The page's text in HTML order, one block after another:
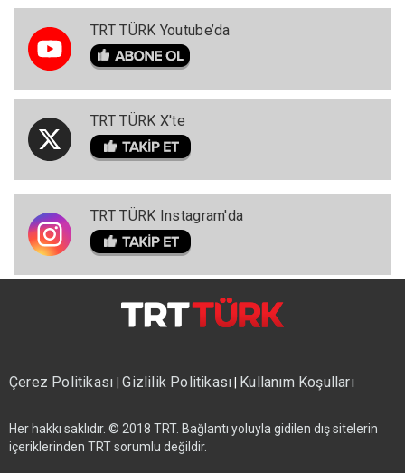
TRT TÜRK Youtube’da
TRT TÜRK X'te
TRT TÜRK Instagram'da
Çerez Politikası|Gizlilik Politikası| Kullanım Koşulları
Her hakkı saklıdır. © 2018 TRT. Bağlantı yoluyla gidilen dış sitelerin
içeriklerinden TRT sorumlu değildir.